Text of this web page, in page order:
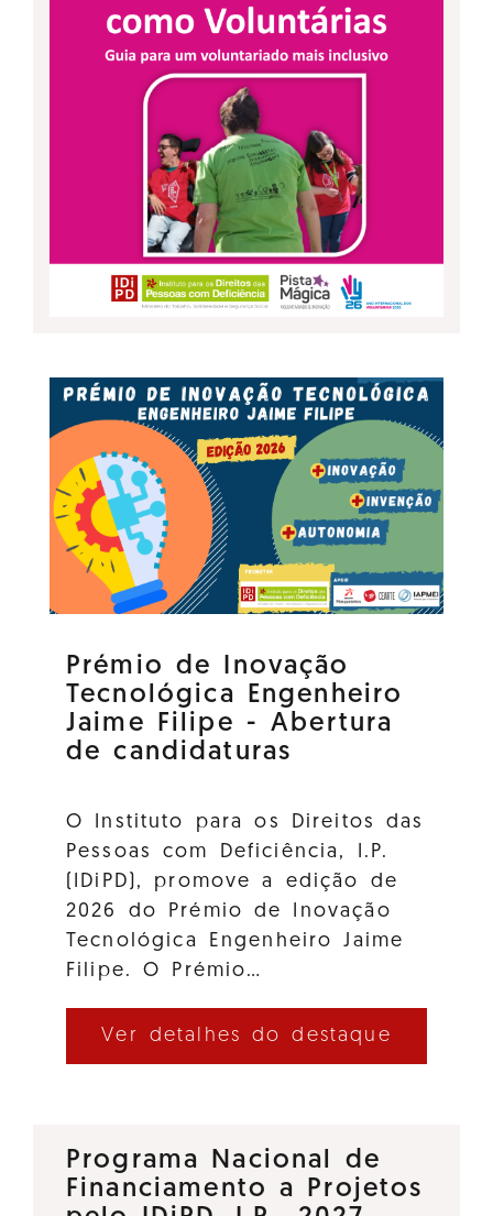
Prémio de Inovação
Tecnológica Engenheiro
Jaime Filipe - Abertura
de candidaturas
O Instituto para os Direitos das
Pessoas com Deficiência, I.P.
(IDiPD), promove a edição de
2026 do Prémio de Inovação
Tecnológica Engenheiro Jaime
Filipe. O Prémio…
Ver detalhes do destaque
Programa Nacional de
Financiamento a Projetos